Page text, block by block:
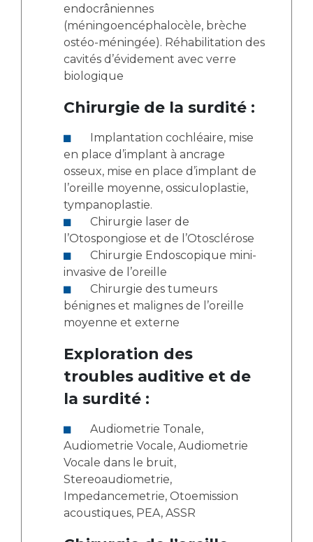
endocrâniennes
(méningoencéphalocèle, brèche
ostéo-méningée). Réhabilitation des
cavités d’évidement avec verre
biologique
Chirurgie de la surdité :
en place d’implant à ancrage
osseux, mise en place d’implant de
l’oreille moyenne, ossiculoplastie,
tympanoplastie.
l’Otospongiose et de l’Otosclérose
invasive de l’oreille
bénignes et malignes de l’oreille
moyenne et externe
Exploration des
troubles auditive et de
la surdité :
Audiometrie Vocale, Audiometrie
Vocale dans le bruit,
Stereoaudiometrie,
Impedancemetrie, Otoemission
acoustiques, PEA, ASSR